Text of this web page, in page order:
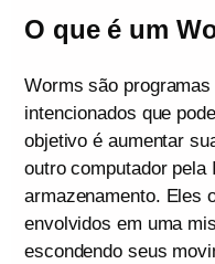
O que é um
Worms são
intencionados que
objetivo é aumentar
outro computador pela
armazenamento. Eles
envolvidos em uma
escondendo seus